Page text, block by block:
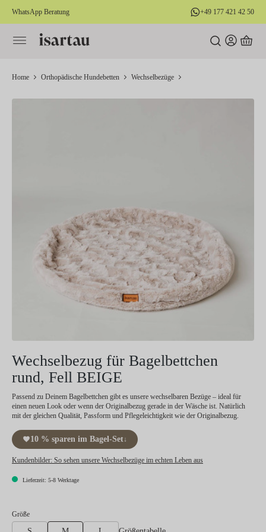
springen
WhatsApp Beratung +49 177 421 42 50
Home Orthopädische Hundebetten Wechselbezüge
Wechselbezug für Bagelbettchen
rund, Fell BEIGE
Passend zu Deinem Bagelbettchen gibt es unsere wechselbaren Bezüge – ideal für
einen neuen Look oder wenn der Originalbezug gerade in der Wäsche ist. Natürlich
mit der gleichen Qualität, Passform und Pflegeleichtigkeit wie der Originalbezug.
10 % sparen im Bagel-Set↓
Kundenbilder: So sehen unsere Wechselbezüge im echten Leben aus
Lieferzeit: 5-8 Werktage
Größeauswählen